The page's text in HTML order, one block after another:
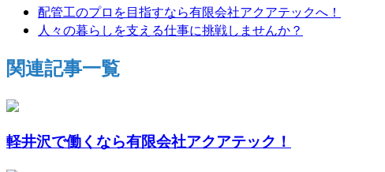
配管工のプロを目指すなら有限会社アクアテックへ！
人々の暮らしを支える仕事に挑戦しませんか？
関連記事一覧
軽井沢で働くなら有限会社アクアテック！